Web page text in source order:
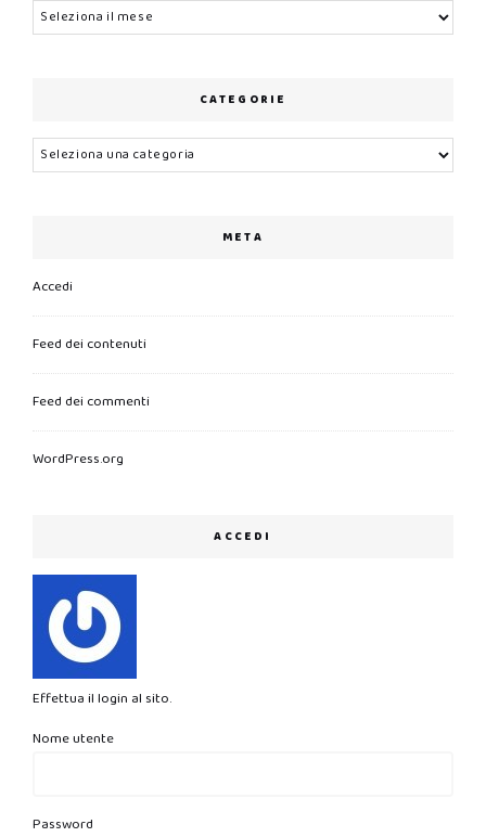
Archivi
CATEGORIE
Categorie
META
Accedi
Feed dei contenuti
Feed dei commenti
WordPress.org
ACCEDI
Effettua il login al sito.
Nome utente
Password